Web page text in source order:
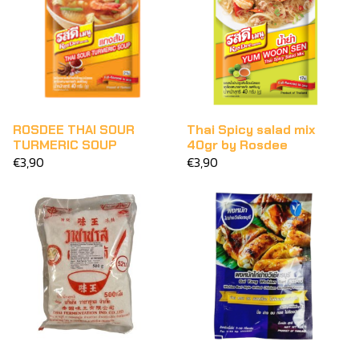
ROSDEE THAI SOUR
TURMERIC SOUP
€3,90
Thai Spicy salad mix
40gr by Rosdee
€3,90